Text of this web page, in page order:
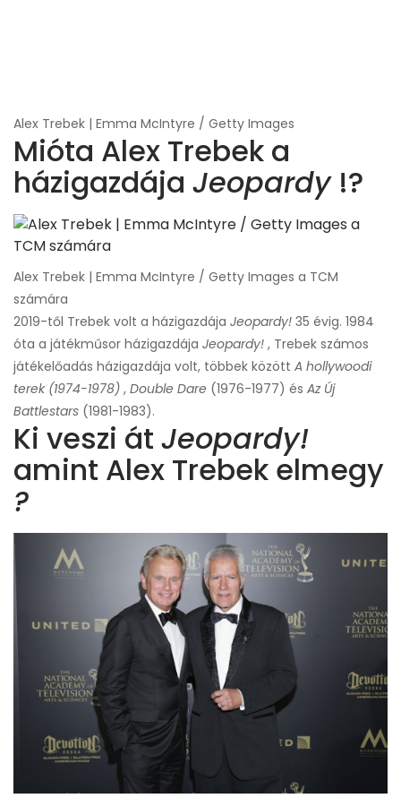
Alex Trebek | Emma McIntyre / Getty Images
Mióta Alex Trebek a
házigazdája Jeopardy!?
Alex Trebek | Emma McIntyre / Getty Images a TCM
számára
2019-től Trebek volt a házigazdája Jeopardy! 35 évig. 1984
óta a játékműsor házigazdája Jeopardy! , Trebek számos
játékelőadás házigazdája volt, többek között A hollywoodi
terek (1974-1978) , Double Dare (1976-1977) és Az Új
Battlestars (1981-1983).
Ki veszi át Jeopardy!
amint Alex Trebek elmegy
?